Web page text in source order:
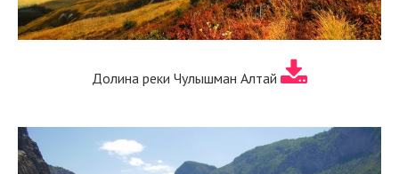
Долина реки Чулышман Алтай